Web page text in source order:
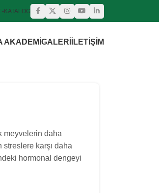
KATALOG
AKADEMI GALERI İLETIŞIM
meyvelerin daha
streslere karşı daha
hormonal dengeyi